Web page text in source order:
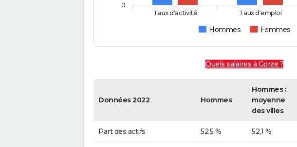
Hommes Femmes
Taux d'activité Taux d'emploi
0
Quels salaires à Gorze ?
Données 2022 Hommes
Hommes :
moyenne
des villes
Part des actifs 52,5 % 52,1 %